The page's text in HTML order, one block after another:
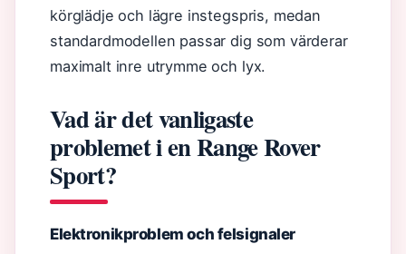
körglädje och lägre instegspris, medan
standardmodellen passar dig som värderar
maximalt inre utrymme och lyx.
Vad är det vanligaste
problemet i en Range Rover
Sport?
Elektronikproblem och felsignaler